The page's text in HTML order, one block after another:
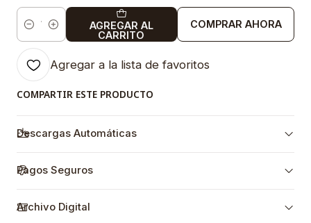
Cantidad
AGREGAR AL
CARRITO
COMPRAR AHORA
Agregar a la lista de favoritos
COMPARTIR ESTE PRODUCTO
Descargas Automáticas
Pagos Seguros
Archivo Digital